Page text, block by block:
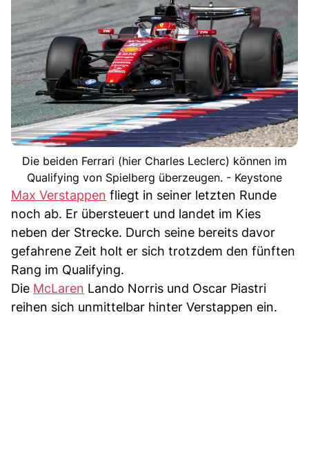
Die beiden Ferrari (hier Charles Leclerc) können im
Qualifying von Spielberg überzeugen. - Keystone
Max Verstappen fliegt in seiner letzten Runde
noch ab. Er übersteuert und landet im Kies
neben der Strecke. Durch seine bereits davor
gefahrene Zeit holt er sich trotzdem den fünften
Rang im Qualifying.
Die McLaren Lando Norris und Oscar Piastri
reihen sich unmittelbar hinter Verstappen ein.